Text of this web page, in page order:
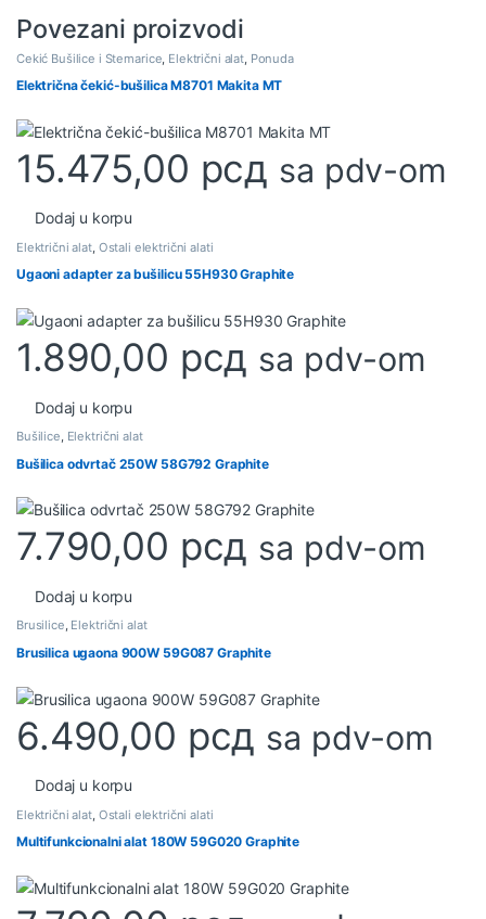
Povezani proizvodi
Čekić Bušilice i Štemarice Električni alat Ponuda
Električna čekić-bušilica M8701 Makita MT
15.475,00 рсд sa pdv-om
Dodaj u korpu
Električni alat, Ostali električni alati
Ugaoni adapter za bušilicu 55H930 Graphite
1.890,00 рсд sa pdv-om
Dodaj u korpu
Bušilice, Električni alat
Bušilica odvrtač 250W 58G792 Graphite
7.790,00 рсд sa pdv-om
Dodaj u korpu
Brusilice, Električni alat
Brusilica ugaona 900W 59G087 Graphite
6.490,00 рсд sa pdv-om
Dodaj u korpu
Električni alat, Ostali električni alati
Multifunkcionalni alat 180W 59G020 Graphite